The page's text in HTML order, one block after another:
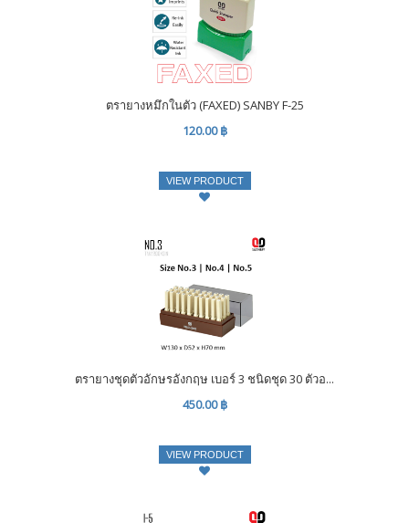
ตรายางหมึกในตัว (FAXED) SANBY F-25
120.00 ฿
VIEW PRODUCT
ตรายางชุดตัวอักษรอังกฤษ เบอร์ 3 ชนิดชุด 30 ตัวอ...
450.00 ฿
VIEW PRODUCT